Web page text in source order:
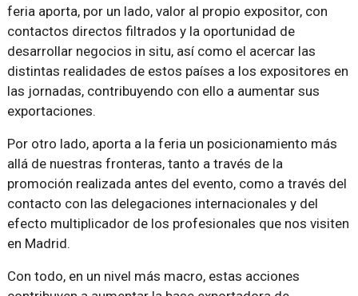
feria aporta, por un lado, valor al propio expositor, con
contactos directos filtrados y la oportunidad de
desarrollar negocios in situ, así como el acercar las
distintas realidades de estos países a los expositores en
las jornadas, contribuyendo con ello a aumentar sus
exportaciones.
Por otro lado, aporta a la feria un posicionamiento más
allá de nuestras fronteras, tanto a través de la
promoción realizada antes del evento, como a través del
contacto con las delegaciones internacionales y del
efecto multiplicador de los profesionales que nos visiten
en Madrid.
Con todo, en un nivel más macro, estas acciones